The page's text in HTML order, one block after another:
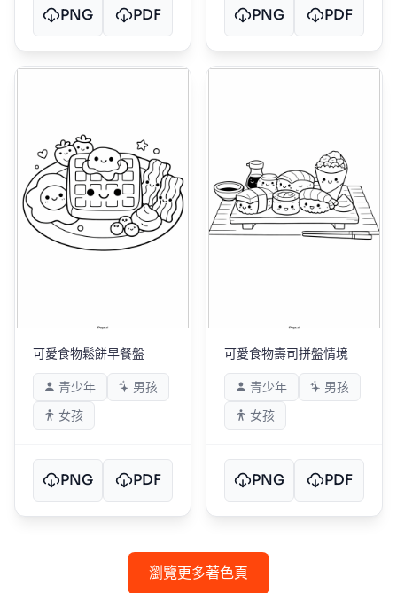
PNG PDF PNG PDF
可愛食物鬆餅早餐盤
青少年
男孩
女孩
PNG PDF
可愛食物壽司拼盤情境
青少年
男孩
女孩
PNG PDF
瀏覽更多著色頁